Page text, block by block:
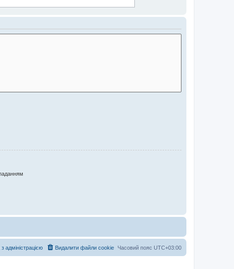
Часовий пояс UTC+03:00
Видалити файли cookie
адміністрацією